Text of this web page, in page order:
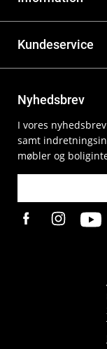
Kundeservice
Nyhedsbrev
I vores
samt
møbler og